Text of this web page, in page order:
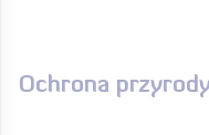
Ochrona